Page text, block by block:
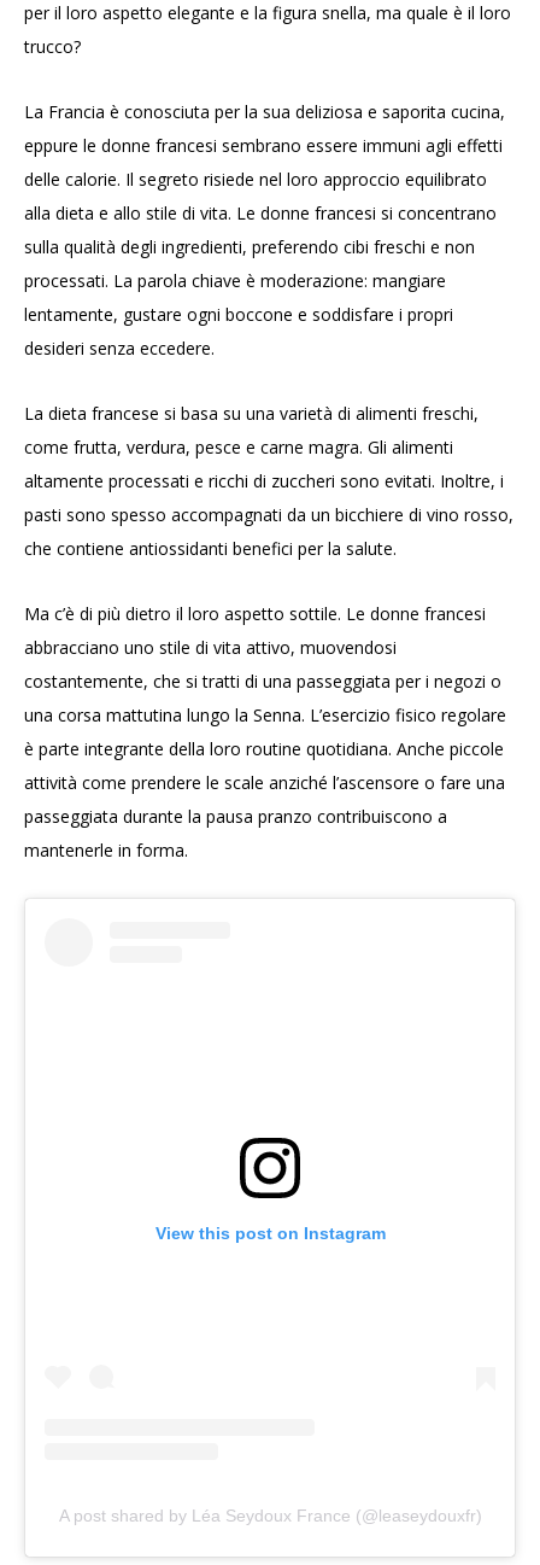
per il loro aspetto elegante e la figura snella, ma quale è il loro
trucco?
La Francia è conosciuta per la sua deliziosa e saporita cucina,
eppure le donne francesi sembrano essere immuni agli effetti
delle calorie. Il segreto risiede nel loro approccio equilibrato
alla dieta e allo stile di vita. Le donne francesi si concentrano
sulla qualità degli ingredienti, preferendo cibi freschi e non
processati. La parola chiave è moderazione: mangiare
lentamente, gustare ogni boccone e soddisfare i propri
desideri senza eccedere.
La dieta francese si basa su una varietà di alimenti freschi,
come frutta, verdura, pesce e carne magra. Gli alimenti
altamente processati e ricchi di zuccheri sono evitati. Inoltre, i
pasti sono spesso accompagnati da un bicchiere di vino rosso,
che contiene antiossidanti benefici per la salute.
Ma c’è di più dietro il loro aspetto sottile. Le donne francesi
abbracciano uno stile di vita attivo, muovendosi
costantemente, che si tratti di una passeggiata per i negozi o
una corsa mattutina lungo la Senna. L’esercizio fisico regolare
è parte integrante della loro routine quotidiana. Anche piccole
attività come prendere le scale anziché l’ascensore o fare una
passeggiata durante la pausa pranzo contribuiscono a
mantenerle in forma.
View this post on Instagram
A post shared by Léa Seydoux France (@leaseydouxfr)